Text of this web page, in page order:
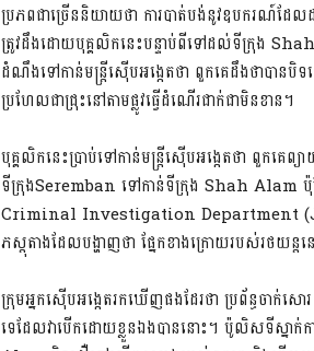
ប្រភពជាច្រើននិយាយថា ការបាត់បង់នូវឧបករណ៍ដ
ត្រូវដឹងដោយបុគ្គលិកនេះបន្ទាប់ពីទៅដល់ទីក្រុង
ដំណឹងទៅកាន់មន្រ្តីស៊ើបអង្កេតថា ពួកគេដឹងថាបាន
ប្រហែល​ជាជ្រុះនៅតាមផ្លូវធ្វើដំណើរជាក់ជាមិនខាន។
បុគ្គលិកនេះប្រាប់ទៅកាន់មន្រ្តីស៊ើបអង្កេតថា ពួកគេ
ទីក្រុងSeremban ទៅកាន់ទីក្រុង Shah Alam ប៉ុន្តែ
Criminal Investigation Department
ភស្តុតាងដែលបង្ហាញថា ផ្នែកខាងក្រោយរបស់រថយន្ត
ក្រុមអ្នកស៊ើបអង្កេតរកឃើញផងដែរថា ប្រព័ន្ធចា
ទេដែលវាបើកដោយខ្លួនឯងបាននោះ។ ប៉ូលិសទីស្ន